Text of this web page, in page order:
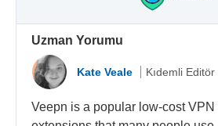
Uzman Yorumu
Kate Veale Kıdemli Editör
Veepn is a popular low-cost VPN